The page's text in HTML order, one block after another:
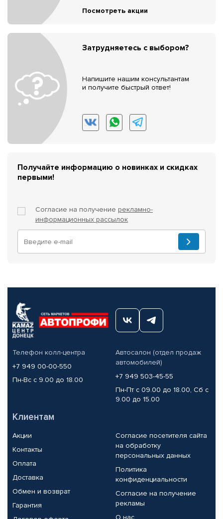
Посмотреть акции
Затрудняетесь с выбором?
Напишите нашим консультантам
и получите быстрый ответ!
Получайте информацию о новинках и скидках
первыми!
Согласие на получение рекламно-
информационных рассылок
Телефон колл-центра
+7 949 00-00-550
Пн-Вс с 9.00 до 18.00
Автосалон (отдел продаж
автомобилей)
+7 949 503-45-55
Пн-Пт с 09.00 до 18.00, Сб с
9.00 до 15.00
Клиентам
Акции
Контакты
Оплата
Доставка
Обмен и возврат
Гарантия
Согласие посетителя сайта
на обработку
персональных данных
Политика
конфиденциальности
Согласие на получение
рекламы
О нас